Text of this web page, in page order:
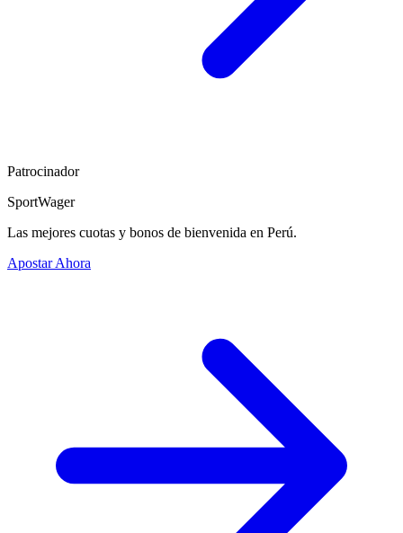
Patrocinador
SportWager
Las mejores cuotas y bonos de bienvenida en Perú.
Apostar Ahora